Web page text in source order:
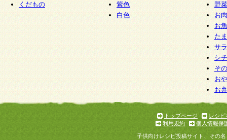
くだもの
紫色
白色
野
お
お
た
サ
シ
そ
お
お
トップページ
レシピ
利用規約
個人情報保
子供向けレシピ投稿サイト、その